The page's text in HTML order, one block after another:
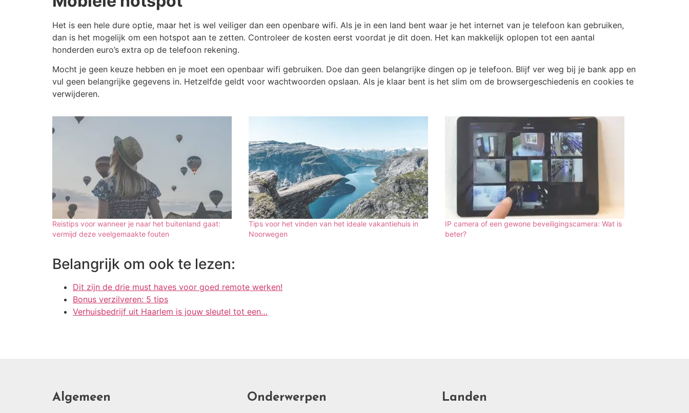
Het is een hele dure optie, maar het is wel veiliger dan een openbare wifi. Als je in een land bent waar je het internet van je telefoon kan gebruiken,
dan is het mogelijk om een hotspot aan te zetten. Controleer de kosten eerst voordat je dit doen. Het kan makkelijk oplopen tot een aantal
honderden euro’s extra op de telefoon rekening.
Mocht je geen keuze hebben en je moet een openbaar wifi gebruiken. Doe dan geen belangrijke dingen op je telefoon. Blijf ver weg bij je bank app en
vul geen belangrijke gegevens in. Hetzelfde geldt voor wachtwoorden opslaan. Als je klaar bent is het slim om de browsergeschiedenis en cookies te
verwijderen.
Reistips voor wanneer je naar het buitenland gaat:
vermijd deze veelgemaakte fouten
Tips voor het vinden van het ideale vakantiehuis in
Noorwegen
IP camera of een gewone beveiligingscamera: Wat is
beter?
Belangrijk om ook te lezen:
Dit zijn de drie must haves voor goed remote werken!
Bonus verzilveren: 5 tips
Verhuisbedrijf uit Haarlem is jouw sleutel tot een…
Algemeen Onderwerpen Landen